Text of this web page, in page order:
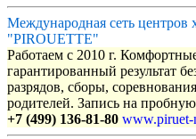
Международная сеть центров
"PIROUETTE"
Работаем с 2010 г.
гарантированный результат
разрядов, сборы,
родителей. Запись на
+7 (499) 136-81-80 www.piruet-